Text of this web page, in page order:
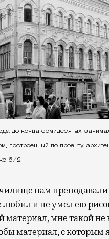
до конца семидесятых
построенный по проекту
6/2
нам преподавали
любил и не умел ею
материал, мне такой не
материал, с которым